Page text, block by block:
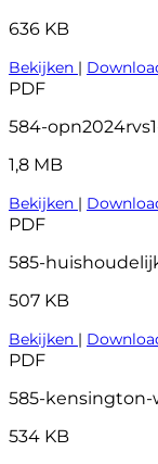
636 KB
Bekijken |
PDF
584-
1,8 MB
Bekijken |
PDF
507 KB
Bekijken |
PDF
585-kensington-
534 KB